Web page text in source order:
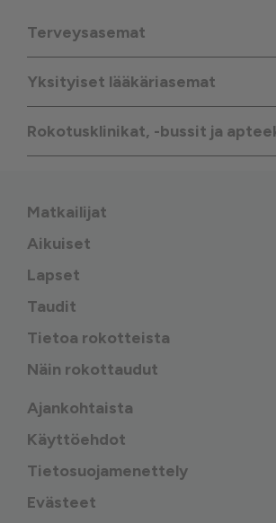
Terveysasemat
Yksityiset lääkäriasemat
Rokotusklinikat, -bussit ja
Matkailijat
Aikuiset
Lapset
Taudit
Tietoa rokotteista
Näin rokottaudut
Ajankohtaista
Käyttöehdot
Tietosuojamenettely
Evästeet